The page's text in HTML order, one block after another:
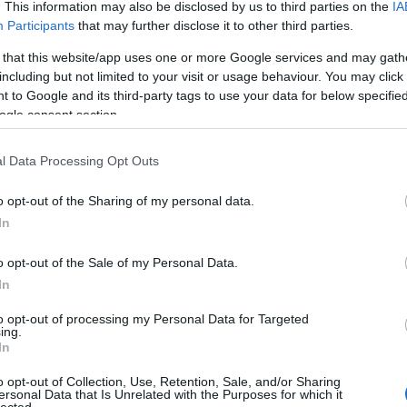
This information may also be disclosed by us to third parties on the
Participants that may further disclose it to other third parties.
that this website/app uses one or more Google services and may
but not limited to your visit or usage behaviour. You may
to Google and its third-party tags to use your data for below
consent section.
Data Processing Opt Outs
opt-out of the Sharing of my personal data.
opt-out of the Sale of my Personal Data.
opt-out of processing my Personal Data for Targeted
opt-out of Collection, Use, Retention, Sale, and/or Sharing
Data that Is Unrelated with the Purposes for which it
Dreher
1
dukkó
(